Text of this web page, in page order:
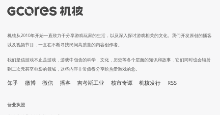
机核从2010年开始一直致力于分享游戏玩家的生活，以及深入探讨游戏相关的文化。我们开发原创的播客
以及视频节目，一直在不断寻找民间高质量的内容创作者。
我们坚信游戏不止是游戏，游戏中包含的科学，文化，历史等各个层面的知识和故事，它们同时也会辐射
到二次元甚至电影的领域，这些内容非常值得分享给热爱游戏的您。
知乎 微博 微信 播客 吉考斯工业 核市奇谭 机核发行 RSS
营业执照